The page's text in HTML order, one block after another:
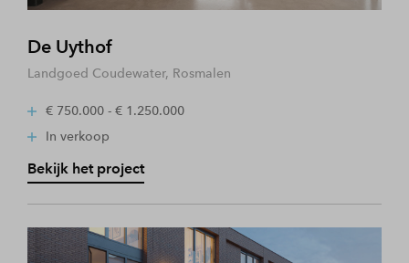
De Uythof
Landgoed Coudewater, Rosmalen
€ 750.000 - € 1.250.000
In verkoop
Bekijk het project